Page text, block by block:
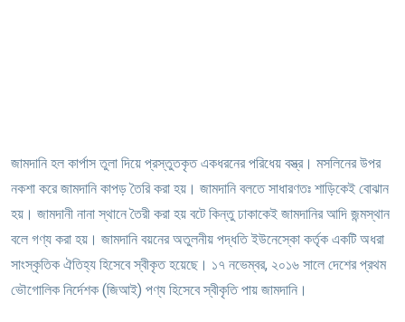
জামদানি হল কার্পাস তুলা দিয়ে প্রস্তুতকৃত একধরনের পরিধেয় বস্ত্র। মসলিনের উপর
নকশা করে জামদানি কাপড় তৈরি করা হয়। জামদানি বলতে সাধারণত‍ঃ শাড়িকেই বোঝান
হয়। জামদানী নানা স্থানে তৈরী করা হয় বটে কিন্তু ঢাকাকেই জামদানির আদি জন্মস্থান
বলে গণ্য করা হয়। জামদানি বয়নের অতুলনীয় পদ্ধতি ইউনেস্কো কর্তৃক একটি অধরা
সাংস্কৃতিক ঐতিহ্য হিসেবে স্বীকৃত হয়েছে। ১৭ নভেম্বর, ২০১৬ সালে দেশের প্রথম
ভৌগোলিক নির্দেশক (জিআই) পণ্য হিসেবে স্বীকৃতি পায় জামদানি।